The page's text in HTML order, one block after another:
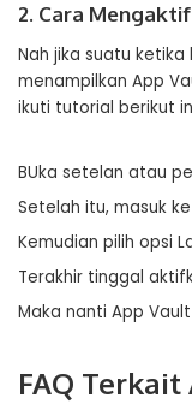
2. Cara
Nah jika suatu ketika
menampilkan App
ikuti tutorial berikut
BUka setelan atau
Setelah itu, masuk
Kemudian pilih opsi
Terakhir tinggal
Maka nanti App
FAQ